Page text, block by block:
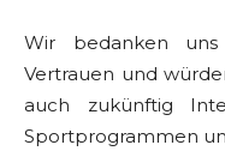
Wir bedanken
Vertrauen und
auch zukünftig
Sportprogrammen